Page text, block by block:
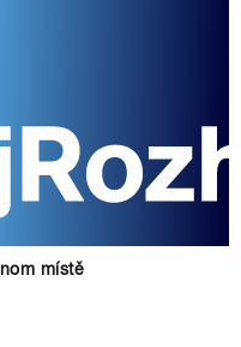
místě